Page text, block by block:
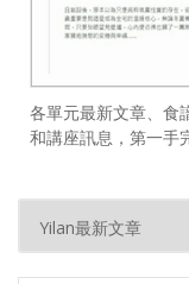
各單元最新文章、食
和講座訊息，第一手